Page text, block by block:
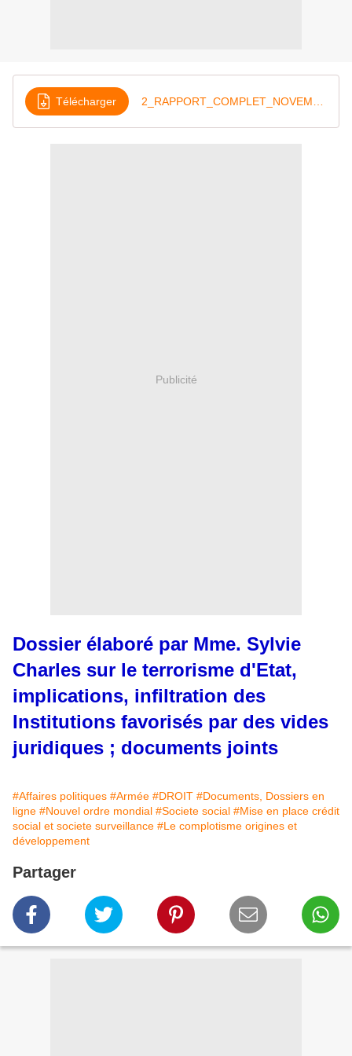
Télécharger
Publicité
Dossier élaboré par Mme. Sylvie
Charles sur le terrorisme d'Etat,
implications, infiltration des
Institutions favorisés par des vides
juridiques ; documents joints
#Affaires politiques #Armée #DROIT #Documents, Dossiers en
ligne #Nouvel ordre mondial #Societe social #Mise en place crédit
social et societe surveillance #Le complotisme origines et
développement
Partager